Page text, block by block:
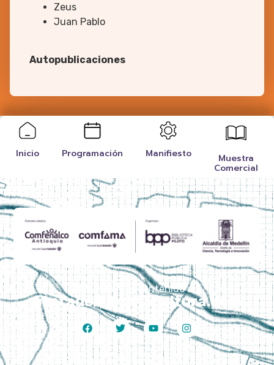
Zeus
Juan Pablo
Autopublicaciones
Inicio Programación Manifiesto Muestra
Comercial
Disfruta más contenido en
fiestadellibroylacultura.com